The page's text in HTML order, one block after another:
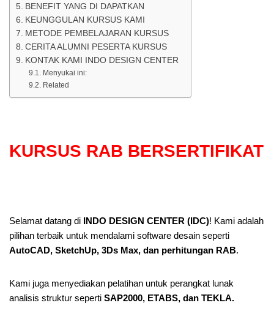
BENEFIT YANG DI DAPATKAN
KEUNGGULAN KURSUS KAMI
METODE PEMBELAJARAN KURSUS
CERITA ALUMNI PESERTA KURSUS
KONTAK KAMI INDO DESIGN CENTER
Menyukai ini:
Related
KURSUS RAB BERSERTIFIKAT
Selamat datang di INDO DESIGN CENTER (IDC)! Kami adalah
pilihan terbaik untuk mendalami software desain seperti
AutoCAD, SketchUp, 3Ds Max, dan perhitungan RAB.
Kami juga menyediakan pelatihan untuk perangkat lunak
analisis struktur seperti SAP2000, ETABS, dan TEKLA.